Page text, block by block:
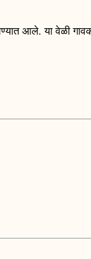
आले. या वेळी गावकरी,